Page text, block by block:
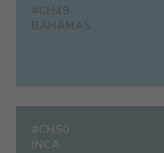
#CH49
BAHAMAS
#CH50
INCA